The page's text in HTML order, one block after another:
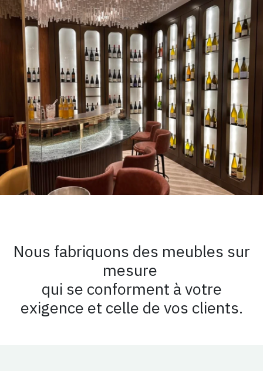
Nous fabriquons des meubles sur
mesure
qui se conforment à votre
exigence et celle de vos clients.